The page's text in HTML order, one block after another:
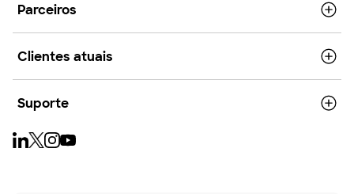
Parceiros
Clientes atuais
Suporte